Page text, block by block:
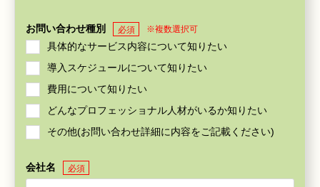
お問い合わせ種別 必須 ※複数選択可
具体的なサービス内容について知りたい
導入スケジュールについて知りたい
費用について知りたい
どんなプロフェッショナル人材がいるか知りたい
その他(お問い合わせ詳細に内容をご記載ください)
会社名 必須